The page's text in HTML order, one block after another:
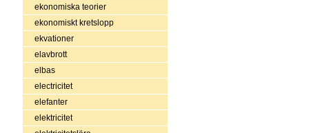
ekonomiska teorier
ekonomiskt kretslopp
ekvationer
elavbrott
elbas
electricitet
elefanter
elektricitet